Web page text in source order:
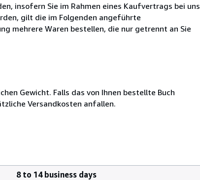
insofern Sie im Rahmen eines Kaufvertrags bei uns
gilt die im Folgenden angeführte
mehrere Waren bestellen, die nur getrennt an Sie
Gewicht. Falls das von Ihnen bestellte Buch
Versandkosten anfallen.
8 to 14 business days